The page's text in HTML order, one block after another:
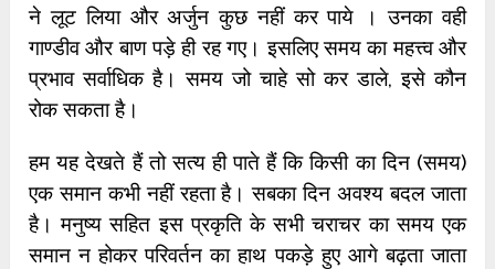
ने लूट लिया और अर्जुन कुछ नहीं कर पाये । उनका वही
गाण्डीव और बाण पड़े ही रह गए। इसलिए समय का महत्त्व और
प्रभाव सर्वाधिक है। समय जो चाहे सो कर डाले, इसे कौन
रोक सकता है।
हम यह देखते हैं तो सत्य ही पाते हैं कि किसी का दिन (समय)
एक समान कभी नहीं रहता है। सबका दिन अवश्य बदल जाता
है। मनुष्य सहित इस प्रकृति के सभी चराचर का समय एक
समान न होकर परिवर्तन का हाथ पकड़े हुए आगे बढ़ता जाता